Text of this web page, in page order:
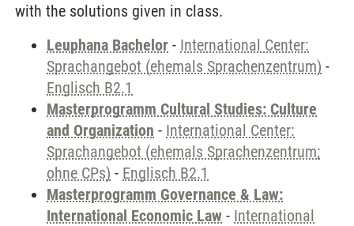
with the solutions given in class.
Leuphana Bachelor - International Center:
Sprachangebot (ehemals Sprachenzentrum) -
Englisch B2.1
Masterprogramm Cultural Studies: Culture
and Organization - International Center:
Sprachangebot (ehemals Sprachenzentrum;
ohne CPs) - Englisch B2.1
Masterprogramm Governance & Law:
International Economic Law - International